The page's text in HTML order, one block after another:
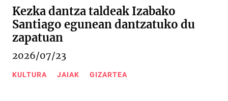
Kezka dantza taldeak Izabako
Santiago egunean dantzatuko du
zapatuan
2026/07/23
KULTURA JAIAK GIZARTEA